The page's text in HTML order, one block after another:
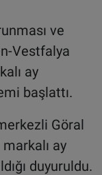
ve
Vestfalya
ay
başlattı.
Göral
ay
duyuruldu.